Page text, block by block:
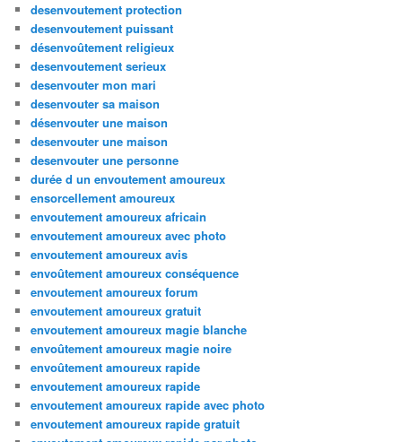
desenvoutement protection
desenvoutement puissant
désenvoûtement religieux
desenvoutement serieux
desenvouter mon mari
desenvouter sa maison
désenvouter une maison
desenvouter une maison
desenvouter une personne
durée d un envoutement amoureux
ensorcellement amoureux
envoutement amoureux africain
envoutement amoureux avec photo
envoutement amoureux avis
envoûtement amoureux conséquence
envoutement amoureux forum
envoutement amoureux gratuit
envoutement amoureux magie blanche
envoûtement amoureux magie noire
envoûtement amoureux rapide
envoutement amoureux rapide
envoutement amoureux rapide avec photo
envoutement amoureux rapide gratuit